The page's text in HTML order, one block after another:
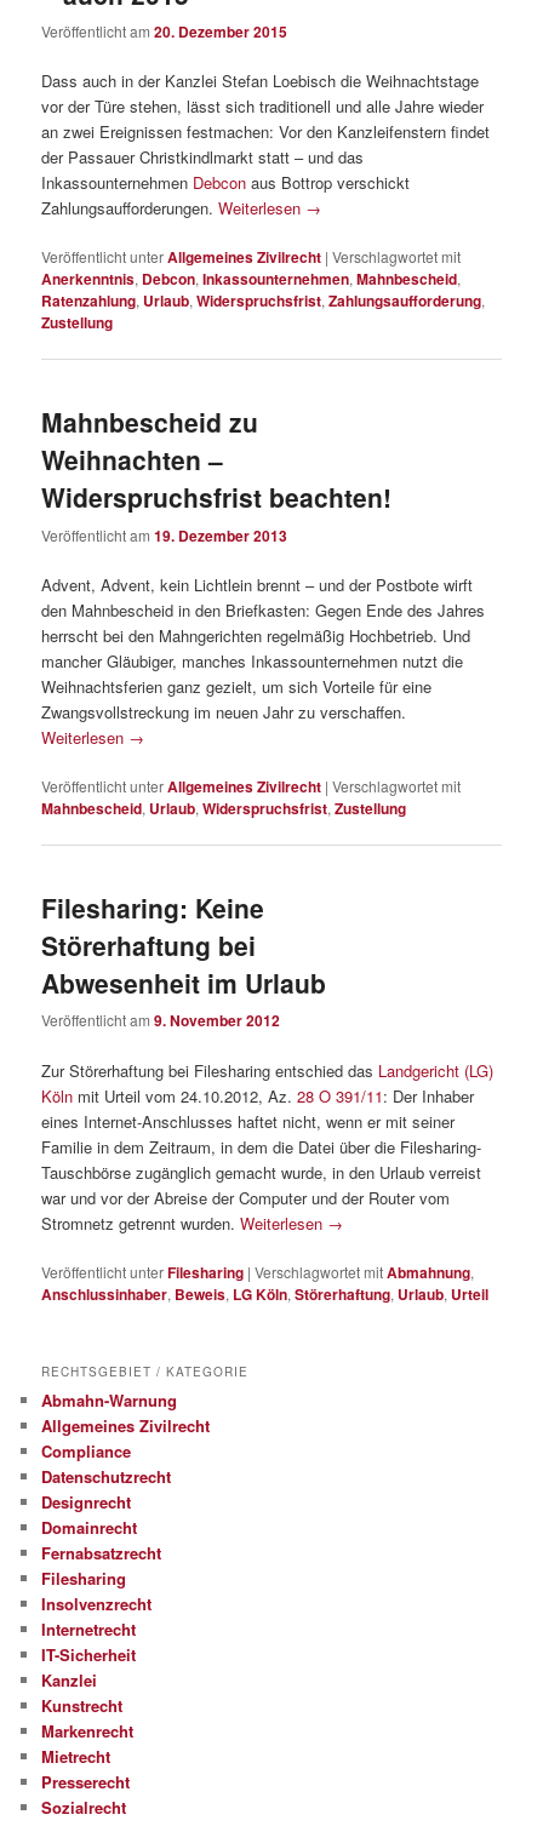
Veröffentlicht am20. Dezember 2015
Dass auch in der Kanzlei Stefan Loebisch die Weihnachtstage
vor der Türe stehen, lässt sich traditionell und alle Jahre wieder
an zwei Ereignissen festmachen: Vor den Kanzleifenstern findet
der Passauer Christkindlmarkt statt – und das
Inkassounternehmen Debcon aus Bottrop verschickt
Zahlungsaufforderungen.Weiterlesen →
Veröffentlicht unterAllgemeines Zivilrecht |Verschlagwortet mit
Anerkenntnis, Debcon,Inkassounternehmen,Mahnbescheid,
Ratenzahlung, Urlaub,Widerspruchsfrist,Zahlungsaufforderung,
Zustellung
Mahnbescheid zu
Weihnachten –
Widerspruchsfrist beachten!
Veröffentlicht am19. Dezember 2013
Advent, Advent, kein Lichtlein brennt – und der Postbote wirft
den Mahnbescheid in den Briefkasten: Gegen Ende des Jahres
herrscht bei den Mahngerichten regelmäßig Hochbetrieb. Und
mancher Gläubiger, manches Inkassounternehmen nutzt die
Weihnachtsferien ganz gezielt, um sich Vorteile für eine
Zwangsvollstreckung im neuen Jahr zu verschaffen.
Weiterlesen →
Veröffentlicht unterAllgemeines Zivilrecht |Verschlagwortet mit
Mahnbescheid, Urlaub,Widerspruchsfrist,Zustellung
Filesharing: Keine
Störerhaftung bei
Abwesenheit im Urlaub
Veröffentlicht am9. November 2012
Zur Störerhaftung bei Filesharing entschied das Landgericht (LG)
Köln mit Urteil vom 24.10.2012, Az.28 O 391/11: Der Inhaber
eines Internet-Anschlusses haftet nicht, wenn er mit seiner
Familie in dem Zeitraum, in dem die Datei über die Filesharing-
Tauschbörse zugänglich gemacht wurde, in den Urlaub verreist
war und vor der Abreise der Computer und der Router vom
Stromnetz getrennt wurden.Weiterlesen →
Veröffentlicht unterFilesharing |Verschlagwortet mitAbmahnung,
Anschlussinhaber, Beweis, LG Köln,Störerhaftung, Urlaub, Urteil
RECHTSGEBIET / KATEGORIE
Abmahn-Warnung
Allgemeines Zivilrecht
Compliance
Datenschutzrecht
Designrecht
Domainrecht
Fernabsatzrecht
Filesharing
Insolvenzrecht
Internetrecht
IT-Sicherheit
Kanzlei
Kunstrecht
Markenrecht
Mietrecht
Presserecht
Sozialrecht